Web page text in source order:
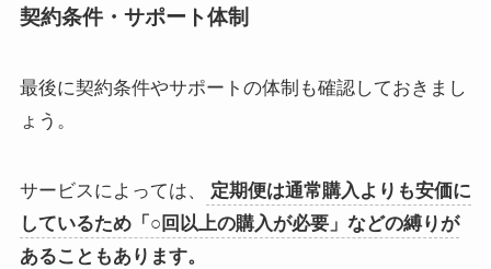
契約条件・サポート体制
最後に契約条件やサポートの体制も確認しておきまし
ょう。
サービスによっては、
定期便は通常購入よりも安価に
しているため「○回以上の購入が必要」などの縛りが
あることもあります。